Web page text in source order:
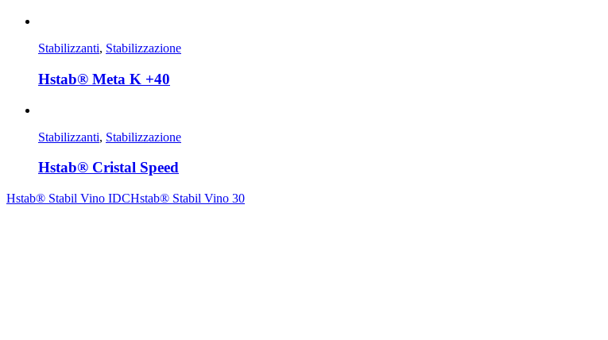
Stabilizzanti, Stabilizzazione
Hstab® Meta K +40
Stabilizzanti, Stabilizzazione
Hstab® Cristal Speed
Hstab® Stabil Vino IDCHstab® Stabil Vino 30